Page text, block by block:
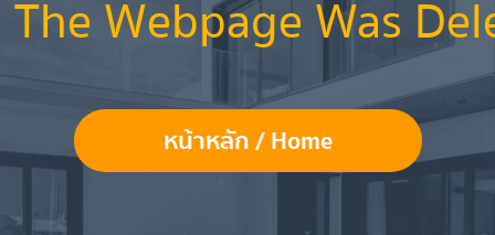
Webpage Was
หน้าหลัก / Home